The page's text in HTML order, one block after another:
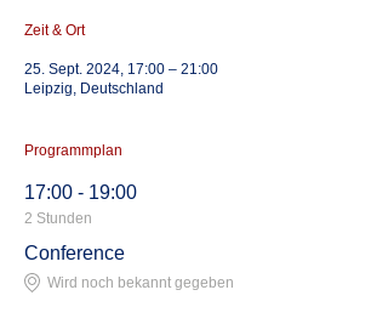
Zeit & Ort
25. Sept. 2024, 17:00 – 21:00
Leipzig, Deutschland
Programmplan
17:00 - 19:00
2 Stunden
Conference
Wird noch bekannt gegeben